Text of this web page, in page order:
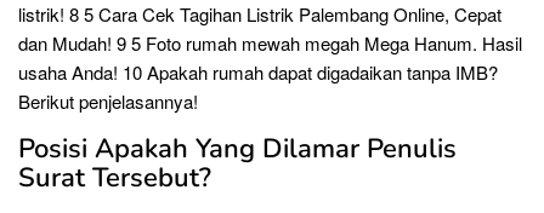
listrik! 8 5 Cara Cek Tagihan Listrik Palembang Online, Cepat
dan Mudah! 9 5 Foto rumah mewah megah Mega Hanum. Hasil
usaha Anda! 10 Apakah rumah dapat digadaikan tanpa IMB?
Berikut penjelasannya!
Posisi Apakah Yang Dilamar Penulis
Surat Tersebut?